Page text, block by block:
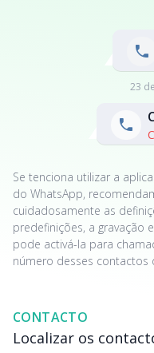
23
Se tenciona utilizar a
do WhatsApp,
cuidadosamente as
predefinições, a gravação
pode activá-la para
número desses
CONTACTO
Localizar os